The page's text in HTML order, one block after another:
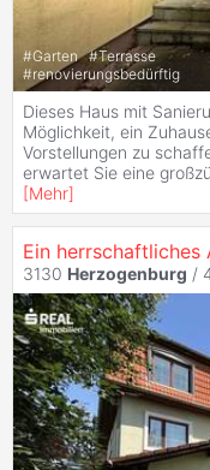
#Garten #Terrasse
#renovierungsbedürftig
Dieses Haus mit
Möglichkeit, ein
Vorstellungen zu
erwartet Sie eine
[Mehr]
3130 Herzogenburg /